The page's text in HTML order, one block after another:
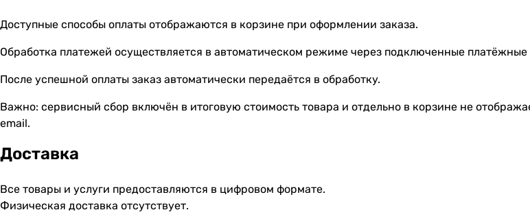
Доступные способы оплаты отображаются в корзине при оформлении заказа.
Обработка платежей осуществляется в автоматическом режиме через подключенные платёжные
После успешной оплаты заказ автоматически передаётся в обработку.
Важно: сервисный сбор включён в итоговую стоимость товара и отдельно в корзине не
email.
Доставка
Все товары и услуги предоставляются в цифровом формате.
Физическая доставка отсутствует.